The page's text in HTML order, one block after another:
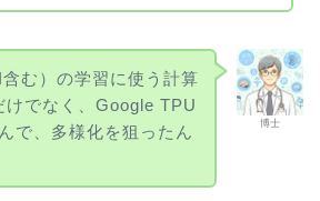
博士
む）の学習に使う計算
でなく、Google TPU
で、多様化を狙ったん